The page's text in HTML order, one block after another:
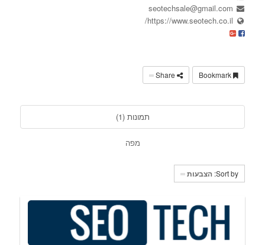
seotechsale@gmail.com
https://www.seotech.co.il/
Bookmark
Share
תמונות (1)
מפה
Sort by: הצבעות